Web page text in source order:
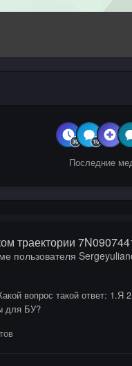
Последние
траектории
пользователя
вопрос такой ответ:
для БУ?